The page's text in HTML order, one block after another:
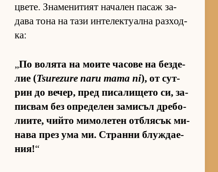
цве­те. Зна­ме­ни­тият на­ча­лен па­саж за­
дава тона на тази ин­те­лек­ту­ална раз­ход­
ка:
„По во­лята на мо­ите ча­сове на без­де­
лие (Tsurezure naru mama ni), от сут­
рин до ве­чер, пред пи­са­ли­щето си, за­
пис­вам без оп­ре­де­лен за­ми­съл дре­бо­
ли­и­те, чийто ми­мо­ле­тен от­б­ля­сък ми­
нава през ума ми. Странни блуж­да­е­
ния!“